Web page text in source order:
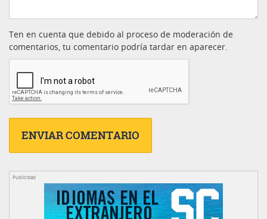
Ten en cuenta que debido al proceso de moderación de
comentarios, tu comentario podría tardar en aparecer.
Publicidad